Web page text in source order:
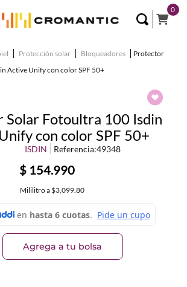
0
Protección solar Bloqueadores
Protector
Active Unify con color SPF 50+
Solar Fotoultra 100 Isdin
con color SPF 50+
ISDIN Referencia:49348
$ 154.990
Mililitroa $3,099.80
Agrega a tu bolsa